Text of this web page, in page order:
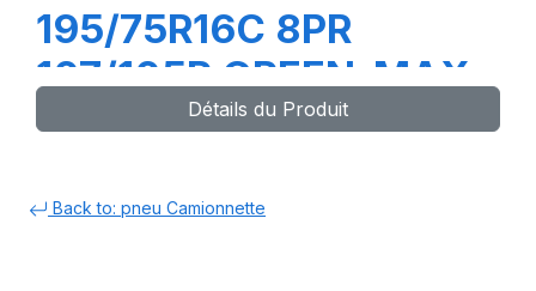
195/75R16C 8PR
107/105R GREEN-MAX
VAN 4S Détails du Produit
Back to: pneu Camionnette